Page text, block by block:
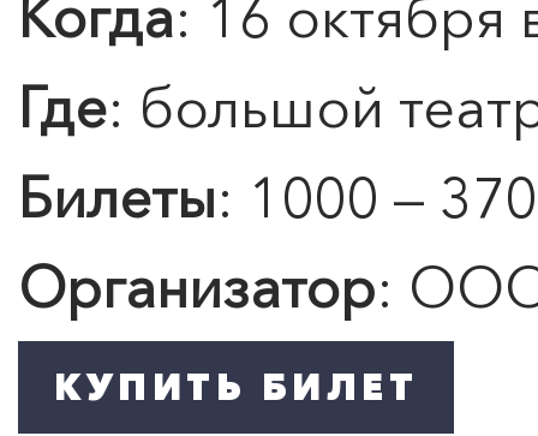
Когда: 16 октября
Где: большой
Билеты: 1000 —
Организатор: ООО
ЧТО ЗНАЕТ О ЛЮБВИ
ЛЮБОВЬ… Концерт Анны